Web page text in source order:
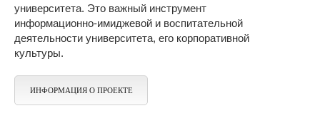
университета. Это важный инструмент
информационно-имиджевой и воспитательной
деятельности университета, его корпоративной
культуры.
ИНФОРМАЦИЯ О ПРОЕКТЕ